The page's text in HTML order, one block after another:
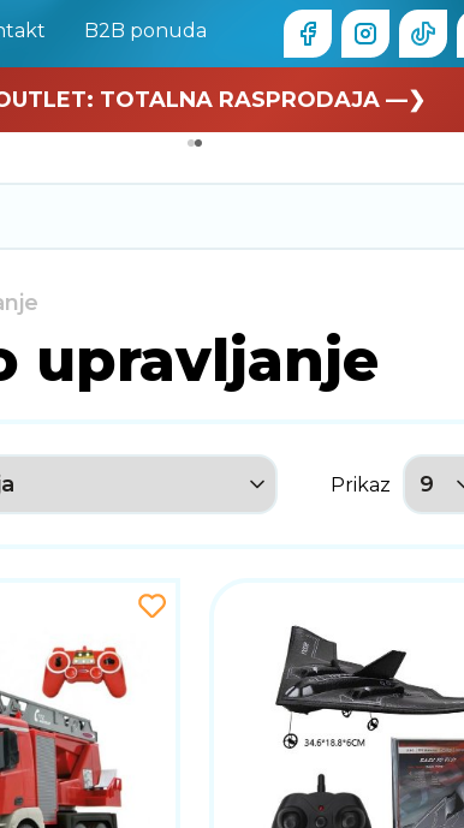
B2B ponuda
🏄 Zaslužuješ odmor —❯
TOTALNA RASPRODAJA —❯
upravljanje
Prikaz